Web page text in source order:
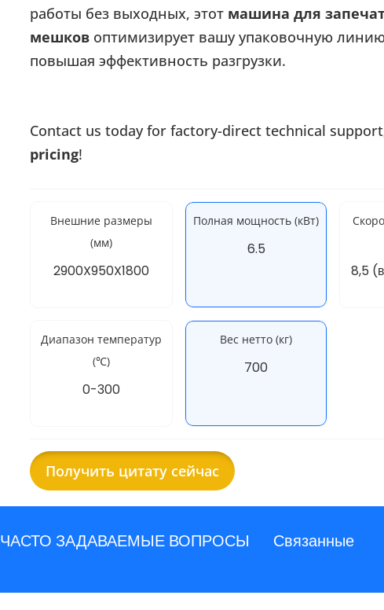
работы без выходных, этот машина для
мешковоптимизирует вашу упаковочную
повышая эффективность разгрузки.
Contact us today for factory-direct technical
pricing!
Внешние размеры
(мм)
2900X950X1800
Полная мощность (кВт)
6.5
8,5
Диапазон температур
(℃)
0-300
Вес нетто (кг)
700
Получить цитату сейчас
ЧАСТО ЗАДАВАЕМЫЕ ВОПРОСЫ Связанные